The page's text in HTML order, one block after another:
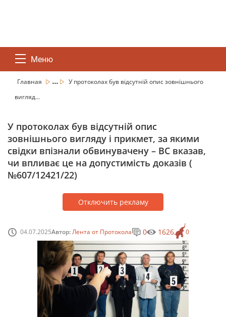
Меню
Главная ...
У протоколах був відсутній опис зовнішнього
вигляд...
У протоколах був відсутній опис
зовнішнього вигляду і прикмет, за якими
свідки впізнали обвинувачену – ВС вказав,
чи впливає це на допустимість доказів (
№607/12421/22)
Отключить рекламу
04.07.2025Автор:Лента от Протокола 0
0 1626